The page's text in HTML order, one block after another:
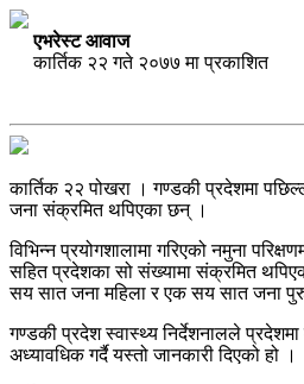
एभरेस्ट आवाज
कार्तिक २२ गते २०७७ मा प्रकाशित
कार्तिक २२ पोखरा । गण्डकी प्रदेशमा
जना संक्रमित थपिएका छन् ।
विभिन्न प्रयोगशालामा गरिएको नमुना
सहित प्रदेशका सो संख्यामा संक्रमित
सय सात जना महिला र एक सय सात जना
गण्डकी प्रदेश स्वास्थ्य निर्देशनालले
अध्यावधिक गर्दै यस्तो जानकारी दिएको हो ।